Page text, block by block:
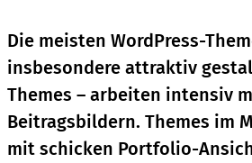
Die meisten WordPress-
insbesondere attraktiv
Themes – arbeiten intensiv
Beitragsbildern. Themes im
mit schicken Portfolio-